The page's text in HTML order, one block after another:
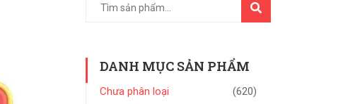
TÌM
KIẾM
DANH MỤC SẢN PHẨM
Chưa phân loại
(620)